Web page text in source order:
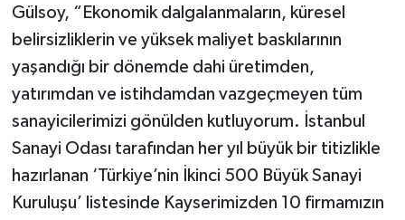
Gülsoy, “Ekonomik dalgalanmaların, küresel
belirsizliklerin ve yüksek maliyet baskılarının
yaşandığı bir dönemde dahi üretimden,
yatırımdan ve istihdamdan vazgeçmeyen tüm
sanayicilerimizi gönülden kutluyorum. İstanbul
Sanayi Odası tarafından her yıl büyük bir titizlikle
hazırlanan ‘Türkiye’nin İkinci 500 Büyük Sanayi
Kuruluşu’ listesinde Kayserimizden 10 firmamızın